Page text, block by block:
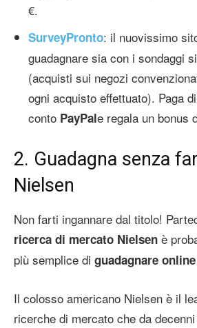
€.
SurveyPronto: il nuovissimo
guadagnare sia con i sondaggi
(acquisti sui negozi
ogni acquisto effettuato). Paga
conto PayPale regala un bonus
2. Guadagna senza
Nielsen
Non farti ingannare dal titolo!
ricerca di mercato Nielsen è
più semplice di guadagnare
Il colosso americano Nielsen è il
ricerche di mercato che da